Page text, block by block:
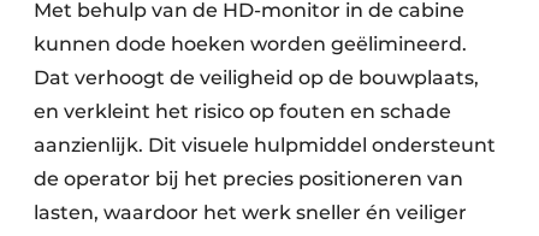
Met behulp van de HD-monitor in de cabine
kunnen dode hoeken worden geëlimineerd.
Dat verhoogt de veiligheid op de bouwplaats,
en verkleint het risico op fouten en schade
aanzienlijk. Dit visuele hulpmiddel ondersteunt
de operator bij het precies positioneren van
lasten, waardoor het werk sneller én veiliger